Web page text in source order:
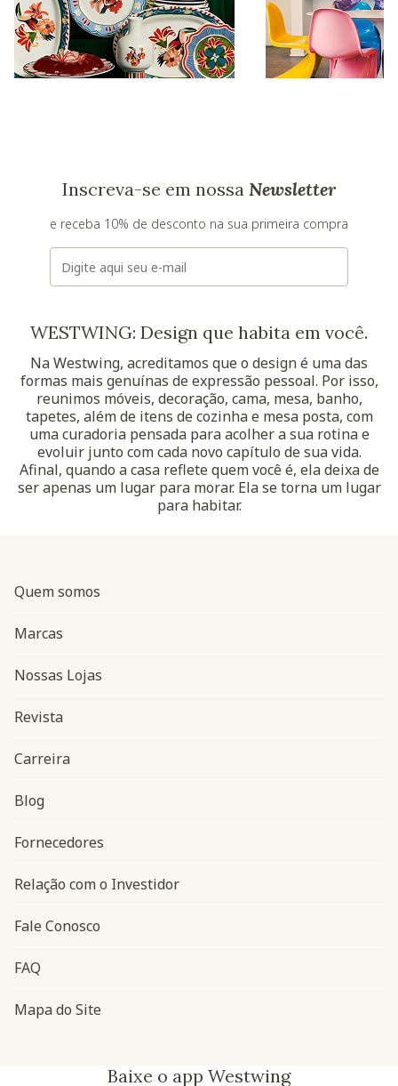
Inscreva-se em nossa Newsletter
e receba 10% de desconto na sua primeira compra
E-mail
WESTWING: Design que habita em você.
Na Westwing, acreditamos que o design é uma das
formas mais genuínas de expressão pessoal. Por isso,
reunimos móveis, decoração, cama, mesa, banho,
tapetes, além de itens de cozinha e mesa posta, com
uma curadoria pensada para acolher a sua rotina e
evoluir junto com cada novo capítulo de sua vida.
Afinal, quando a casa reflete quem você é, ela deixa de
ser apenas um lugar para morar. Ela se torna um lugar
para habitar.
Navegação do rodapé
Quem somos
Marcas
Nossas Lojas
Revista
Carreira
Blog
Fornecedores
Relação com o Investidor
Fale Conosco
FAQ
Mapa do Site
Baixe o app Westwing